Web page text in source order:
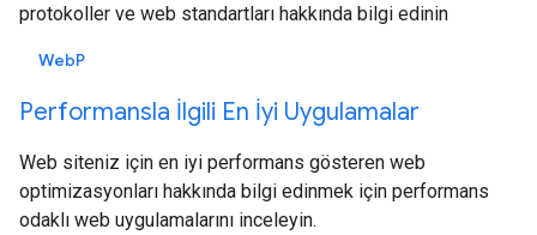
protokoller ve web standartları hakkında bilgi edinin
WebP
Performansla İlgili En İyi Uygulamalar
Web siteniz için en iyi performans gösteren web
optimizasyonları hakkında bilgi edinmek için performans
odaklı web uygulamalarını inceleyin.